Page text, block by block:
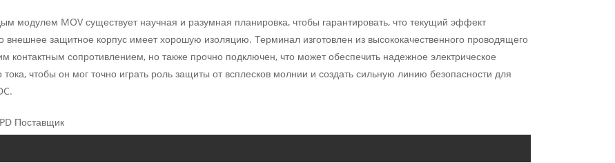
модулем MOV существует научная и разумная планировка, чтобы гарантировать, что текущий эффект
внешнее защитное корпус имеет хорошую изоляцию. Терминал изготовлен из высококачественного проводящего
контактным сопротивлением, но также прочно подключен, что может обеспечить надежное электрическое
чтобы он мог точно играть роль защиты от всплесков молнии и создать сильную линию безопасности для
Поставщик